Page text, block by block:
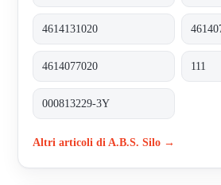
4614131020
4614077020 111
000813229-3Y
Altri articoli di A.B.S. Silo →